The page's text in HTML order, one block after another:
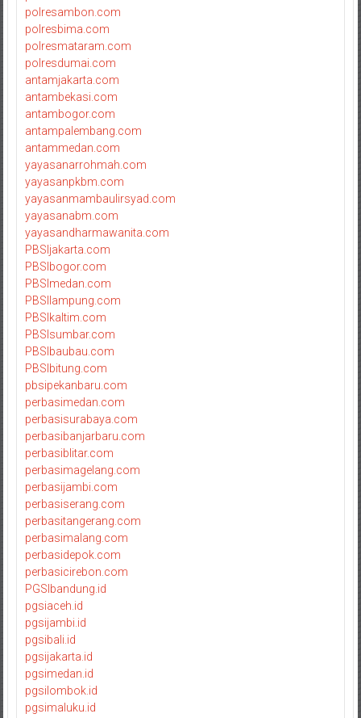
polresambon.com
polresbima.com
polresmataram.com
polresdumai.com
antamjakarta.com
antambekasi.com
antambogor.com
antampalembang.com
antammedan.com
yayasanarrohmah.com
yayasanpkbm.com
yayasanmambaulirsyad.com
yayasanabm.com
yayasandharmawanita.com
PBSIjakarta.com
PBSIbogor.com
PBSImedan.com
PBSIlampung.com
PBSIkaltim.com
PBSIsumbar.com
PBSIbaubau.com
PBSIbitung.com
pbsipekanbaru.com
perbasimedan.com
perbasisurabaya.com
perbasibanjarbaru.com
perbasiblitar.com
perbasimagelang.com
perbasijambi.com
perbasiserang.com
perbasitangerang.com
perbasimalang.com
perbasidepok.com
perbasicirebon.com
PGSIbandung.id
pgsiaceh.id
pgsijambi.id
pgsibali.id
pgsijakarta.id
pgsimedan.id
pgsilombok.id
pgsimaluku.id